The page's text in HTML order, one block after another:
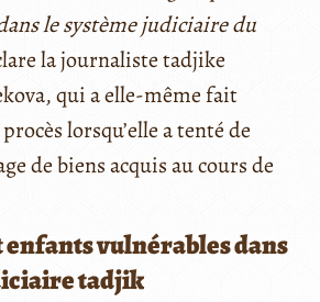
le système judiciaire du
la journaliste tadjike
qui a elle-même fait
lorsqu’elle a tenté de
de biens acquis au cours de
enfants vulnérables dans
tadjik